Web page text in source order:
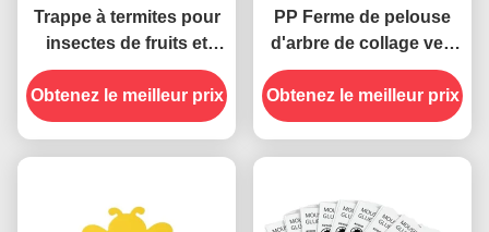
Trappe à termites pour
insectes de fruits et
mouches de plastique
efficace 480 heures
d'utilisation Aucun
Obtenez le meilleur prix
PP Ferme de pelouse
d'arbre de collage vert
collant collante mouche
collante insecte de la
trappe de termites
Obtenez le meilleur prix